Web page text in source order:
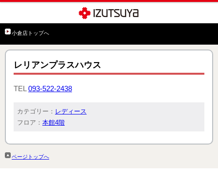
小倉店トップへ
レリアンプラスハウス
TEL 093-522-2438
カテゴリー： レディース
フロア： 本館4階
ページトップへ